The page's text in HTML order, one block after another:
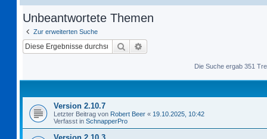
Unbeantwortete Themen
Zur erweiterten Suche
Suche
Die Suche ergab 351
Version 2.10.7
Letzter Beitrag von Robert Beer « 19.10.2025, 10:42
Verfasst in SchnapperPro
Version 2.10.3